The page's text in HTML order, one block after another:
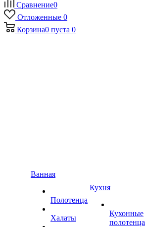
Сравнение0
Отложенные 0
Корзина0 пуста 0
Ванная
Полотенца
Халаты
Кухня
Кухонные
полотенца